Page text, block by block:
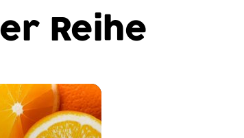
Reihe